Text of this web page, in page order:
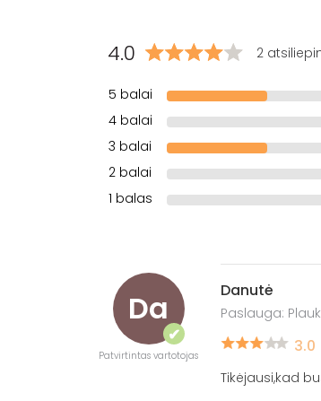
4.0 2
5 balai
4 balai
3 balai
2 balai
1 balas
Da
✔
Patvirtintas vartotojas
Danutė
Paslauga:
3.0
Tikėjausi,kad